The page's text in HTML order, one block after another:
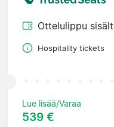
Ottelulippu
Hospitality tickets
Lue lisää/Varaa
539 €